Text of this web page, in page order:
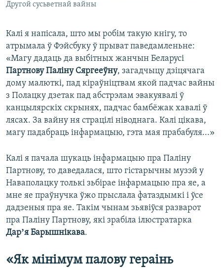
Другой сусьветнай вайны
Калі я напісала, што мы робім такую кнігу, то
атрымала ў Фэйсбуку ў прыват паведамленьне:
«Магу дадаць да выбітных жанчын Беларусі
Партнову Паліну Сяргееўну, загадчыцу дзіцячага
дому малюткі, пад кіраўніцтвам якой падчас вайны
з Полацку дзетак пад абстрэлам эвакуявалі ў
канцылярскіх скрынях, падчас бамбёжак хавалі ў
лясах. За вайну ня страцілі ніводнага. Калі цікава,
магу падабраць інфармацыю, гэта мая прабабуля...»
Калі я пачала шукаць інфармацыю пра Паліну
Партнову, то даведалася, што гістарычны музэй у
Наваполацку толькі зьбірае інфармацыю пра яе, а
мне яе праўнучка ўжо прыслала фатаздымкі і ўсе
дадзеныя пра яе. Такім чынам зьявіўся разварот
пра Паліну Партнову, які зрабіла ілюстратарка
Дарʼя Барышнікава.
«Як мінімум палову гераінь